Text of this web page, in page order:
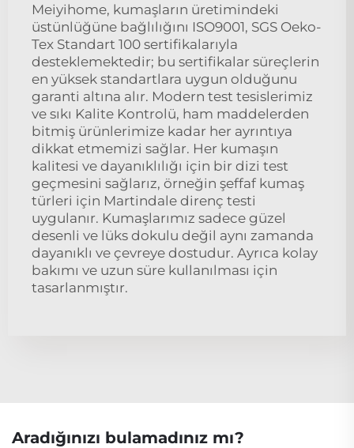
Meiyihome, kumaşların üretimindeki
üstünlüğüne bağlılığını ISO9001, SGS Oeko-
Tex Standart 100 sertifikalarıyla
desteklemektedir; bu sertifikalar süreçlerin
en yüksek standartlara uygun olduğunu
garanti altına alır. Modern test tesislerimiz
ve sıkı Kalite Kontrolü, ham maddelerden
bitmiş ürünlerimize kadar her ayrıntıya
dikkat etmemizi sağlar. Her kumaşın
kalitesi ve dayanıklılığı için bir dizi test
geçmesini sağlarız, örneğin şeffaf kumaş
türleri için Martindale direnç testi
uygulanır. Kumaşlarımız sadece güzel
desenli ve lüks dokulu değil aynı zamanda
dayanıklı ve çevreye dostudur. Ayrıca kolay
bakımı ve uzun süre kullanılması için
tasarlanmıştır.
Aradığınızı bulamadınız mı?